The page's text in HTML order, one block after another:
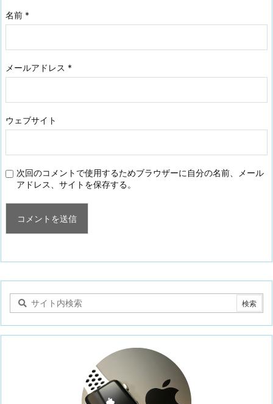
名前 *
メールアドレス *
ウェブサイト
次回のコメントで使用するためブラウザーに自分の名前、メール
アドレス、サイトを保存する。